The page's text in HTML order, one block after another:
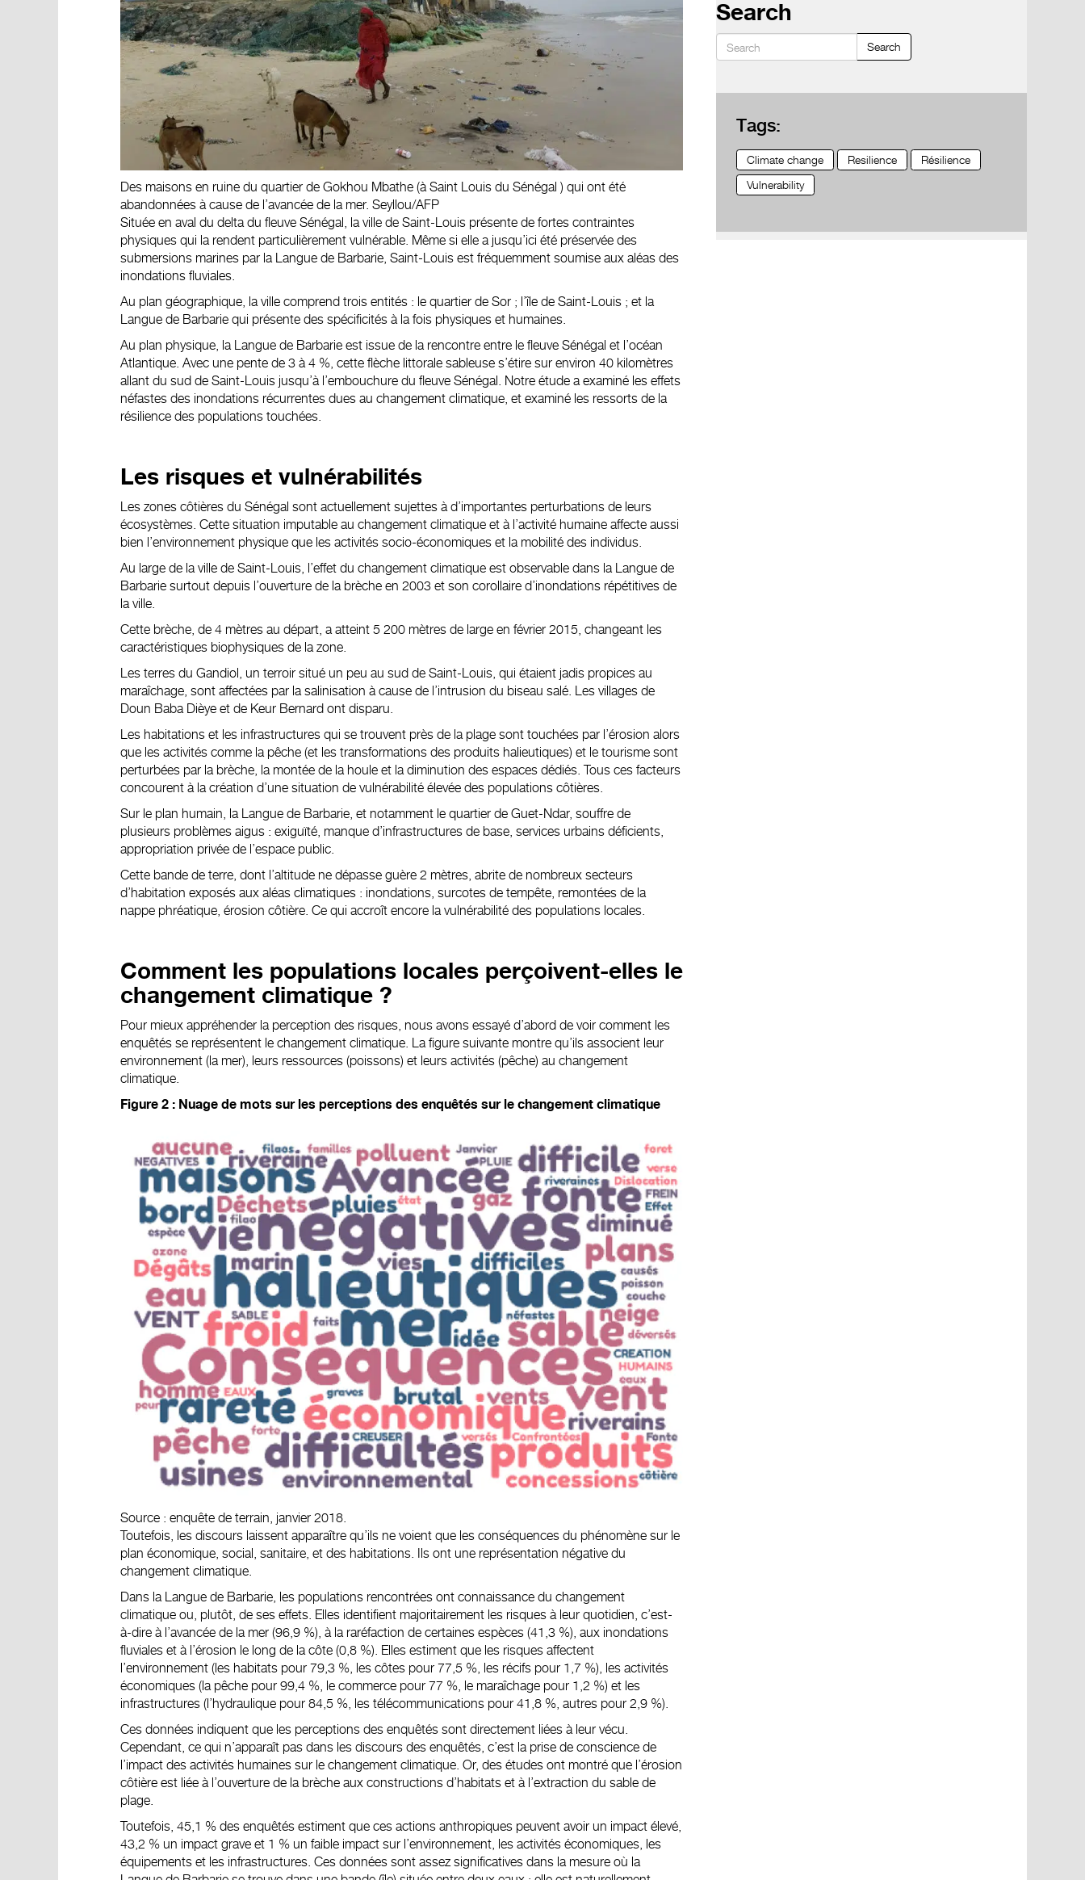
Des maisons en ruine du quartier de Gokhou Mbathe (à Saint Louis du Sénégal ) qui ont été
abandonnées à cause de l’avancée de la mer. Seyllou/AFP
Située en aval du delta du fleuve Sénégal, la ville de Saint-Louis présente de fortes contraintes
physiques qui la rendent particulièrement vulnérable. Même si elle a jusqu’ici été préservée des
submersions marines par la Langue de Barbarie, Saint-Louis est fréquemment soumise aux aléas des
inondations fluviales.
Au plan géographique, la ville comprend trois entités : le quartier de Sor ; l’île de Saint-Louis ; et la
Langue de Barbarie qui présente des spécificités à la fois physiques et humaines.
Au plan physique, la Langue de Barbarie est issue de la rencontre entre le fleuve Sénégal et l’océan
Atlantique. Avec une pente de 3 à 4 %, cette flèche littorale sableuse s’étire sur environ 40 kilomètres
allant du sud de Saint-Louis jusqu’à l’embouchure du fleuve Sénégal. Notre étude a examiné les effets
néfastes des inondations récurrentes dues au changement climatique, et examiné les ressorts de la
résilience des populations touchées.
Les risques et vulnérabilités
Les zones côtières du Sénégal sont actuellement sujettes à d’importantes perturbations de leurs
écosystèmes. Cette situation imputable au changement climatique et à l’activité humaine affecte aussi
bien l’environnement physique que les activités socio-économiques et la mobilité des individus.
Au large de la ville de Saint-Louis, l’effet du changement climatique est observable dans la Langue de
Barbarie surtout depuis l’ouverture de la brèche en 2003 et son corollaire d’inondations répétitives de
la ville.
Cette brèche, de 4 mètres au départ, a atteint 5 200 mètres de large en février 2015, changeant les
caractéristiques biophysiques de la zone.
Les terres du Gandiol, un terroir situé un peu au sud de Saint-Louis, qui étaient jadis propices au
maraîchage, sont affectées par la salinisation à cause de l’intrusion du biseau salé. Les villages de
Doun Baba Dièye et de Keur Bernard ont disparu.
Les habitations et les infrastructures qui se trouvent près de la plage sont touchées par l’érosion alors
que les activités comme la pêche (et les transformations des produits halieutiques) et le tourisme sont
perturbées par la brèche, la montée de la houle et la diminution des espaces dédiés. Tous ces facteurs
concourent à la création d’une situation de vulnérabilité élevée des populations côtières.
Sur le plan humain, la Langue de Barbarie, et notamment le quartier de Guet-Ndar, souffre de
plusieurs problèmes aigus : exiguïté, manque d’infrastructures de base, services urbains déficients,
appropriation privée de l’espace public.
Cette bande de terre, dont l’altitude ne dépasse guère 2 mètres, abrite de nombreux secteurs
d’habitation exposés aux aléas climatiques : inondations, surcotes de tempête, remontées de la
nappe phréatique, érosion côtière. Ce qui accroît encore la vulnérabilité des populations locales.
Comment les populations locales perçoivent-elles le
changement climatique ?
Pour mieux appréhender la perception des risques, nous avons essayé d’abord de voir comment les
enquêtés se représentent le changement climatique. La figure suivante montre qu’ils associent leur
environnement (la mer), leurs ressources (poissons) et leurs activités (pêche) au changement
climatique.
Figure 2 : Nuage de mots sur les perceptions des enquêtés sur le changement climatique
Source : enquête de terrain, janvier 2018.
Toutefois, les discours laissent apparaître qu’ils ne voient que les conséquences du phénomène sur le
plan économique, social, sanitaire, et des habitations. Ils ont une représentation négative du
changement climatique.
Dans la Langue de Barbarie, les populations rencontrées ont connaissance du changement
climatique ou, plutôt, de ses effets. Elles identifient majoritairement les risques à leur quotidien, c’est-
à-dire à l’avancée de la mer (96,9 %), à la raréfaction de certaines espèces (41,3 %), aux inondations
fluviales et à l’érosion le long de la côte (0,8 %). Elles estiment que les risques affectent
l’environnement (les habitats pour 79,3 %, les côtes pour 77,5 %, les récifs pour 1,7 %), les activités
économiques (la pêche pour 99,4 %, le commerce pour 77 %, le maraîchage pour 1,2 %) et les
infrastructures (l’hydraulique pour 84,5 %, les télécommunications pour 41,8 %, autres pour 2,9 %).
Ces données indiquent que les perceptions des enquêtés sont directement liées à leur vécu.
Cependant, ce qui n’apparaît pas dans les discours des enquêtés, c’est la prise de conscience de
l’impact des activités humaines sur le changement climatique. Or, des études ont montré que l’érosion
côtière est liée à l’ouverture de la brèche aux constructions d’habitats et à l’extraction du sable de
plage.
Toutefois, 45,1 % des enquêtés estiment que ces actions anthropiques peuvent avoir un impact élevé,
43,2 % un impact grave et 1 % un faible impact sur l’environnement, les activités économiques, les
équipements et les infrastructures. Ces données sont assez significatives dans la mesure où la
Search
Search
Tags:
Climate change Resilience
Résilience
Vulnerability